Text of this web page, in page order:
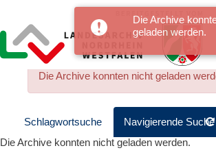
Die Archive
geladen werden.
Die Archive konnten nicht geladen
Schlagwortsuche
Navigierende Suche
Die Archive konnten nicht geladen werden.